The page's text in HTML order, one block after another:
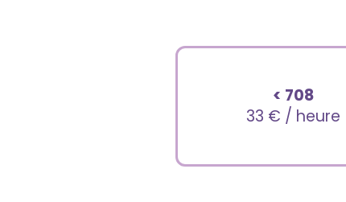
< 708
33 € / heure